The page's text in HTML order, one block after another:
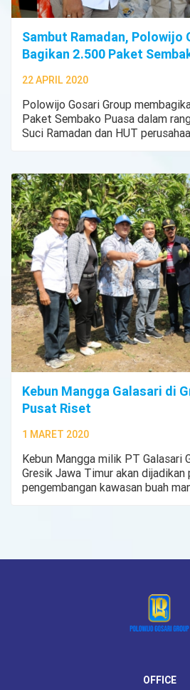
Sambut Ramadan, Polowijo
Bagikan 2.500 Paket
22 APRIL 2020
Polowijo Gosari Group
Paket Sembako Puasa dalam
Suci Ramadan dan HUT
Kebun Mangga Galasari di
Pusat Riset
1 MARET 2020
Kebun Mangga milik PT Galasari
Gresik Jawa Timur akan
pengembangan kawasan buah
OFFICE